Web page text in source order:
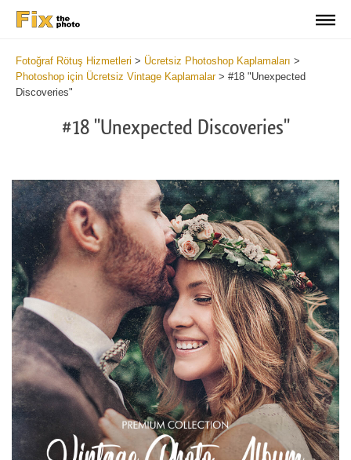
Fotoğraf Rötuş Hizmetleri > Ücretsiz Photoshop Kaplamaları >
Photoshop için Ücretsiz Vintage Kaplamalar> #18 "Unexpected
Discoveries"
#18 "Unexpected Discoveries"
Lütfen seçin
Free Vintage Overlay #18
Small 800*533px